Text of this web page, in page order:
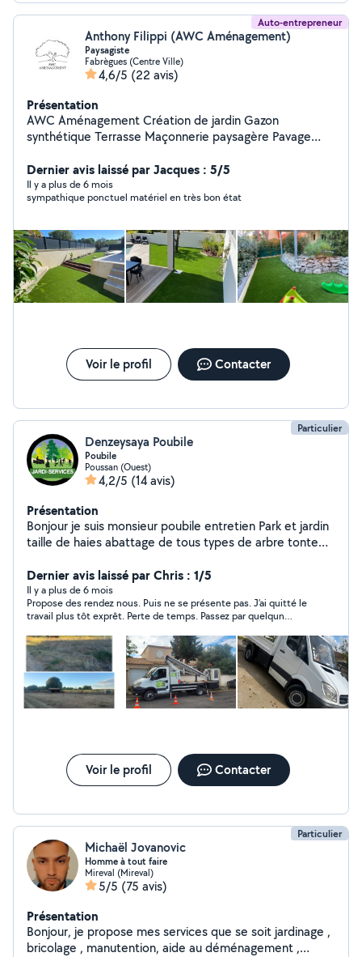
Auto-entrepreneur
Anthony Filippi (AWC Aménagement)
Paysagiste
Fabrègues (Centre Ville)
4,6/5 (22 avis)
Présentation
AWC Aménagement Création de jardin Gazon
synthétique Terrasse Maçonnerie paysagère Pavage
et conseils
Dernier avis laissé par Jacques : 5/5
Il y a plus de 6 mois
sympathique ponctuel matériel en très bon état
Voir le profil Contacter
Particulier
Denzeysaya Poubile
Poubile
Poussan (Ouest)
4,2/5 (14 avis)
Présentation
Bonjour je suis monsieur poubile entretien Park et jardin
taille de haies abattage de tous types de arbre tonte
nacelle
Dernier avis laissé par Chris : 1/5
Il y a plus de 6 mois
Propose des rendez nous. Puis ne se présente pas. J’ai quitté le
travail plus tôt exprêt. Perte de temps. Passez par quelqun
Voir le profil Contacter
Particulier
Michaël Jovanovic
Homme à tout faire
Mireval (Mireval)
5/5 (75 avis)
Présentation
Bonjour, je propose mes services que se soit jardinage ,
bricolage , manutention, aide au déménagement ,